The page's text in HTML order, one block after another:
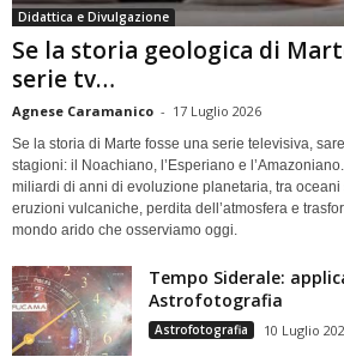
Didattica e Divulgazione
Se la storia geologica di
serie tv…
Agnese Caramanico - 17 Luglio 2026
Se la storia di Marte fosse una serie televisiva,
stagioni: il Noachiano, l’Esperiano e
miliardi di anni di evoluzione planetaria, tra
eruzioni vulcaniche, perdita dell’atmosfera e
mondo arido che osserviamo oggi.
Tempo Siderale:
Astrofotografia
Astrofotografia 10 Luglio